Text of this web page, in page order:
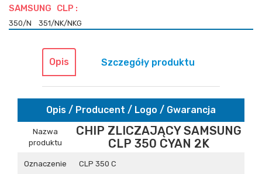
SAMSUNG CLP :
350/N 351/NK/NKG
Opis Szczegóły produktu
Opis / Producent / Logo / Gwarancja
Nazwa
produktu
CHIP ZLICZAJĄCY SAMSUNG
CLP 350 CYAN 2K
Oznaczenie CLP 350 C